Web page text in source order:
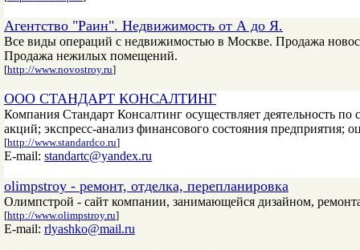
Агентство "Раин". Недвижимость от А до Я.
Все виды операций с недвижимостью в Москве. Продажа
Продажа нежилых помещений.
[http://www.novostroy.ru]
ООО СТАНДАРТ КОНСАЛТИНГ
Компания Стандарт Консалтинг осуществляет деятельность
акций; экспресс-анализ финансового состояния
[http://www.standardco.ru]
E-mail: standartc@yandex.ru
olimpstroy - ремонт, отделка, перепланировка
Олимпстрой - сайт компании, занимающейся дизайном,
[http://www.olimpstroy.ru]
E-mail: rlyashko@mail.ru